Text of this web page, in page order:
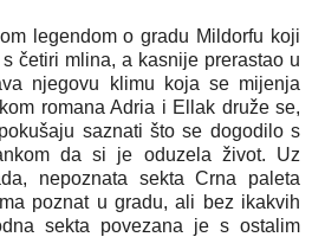
legendom o gradu Mildorfu koji
četiri mlina, a kasnije prerastao u
njegovu klimu koja se mijenja
romana Adria i Ellak druže se,
saznati što se dogodilo s
da si je oduzela život. Uz
nepoznata sekta Crna paleta
poznat u gradu, ali bez ikakvih
sekta povezana je s ostalim